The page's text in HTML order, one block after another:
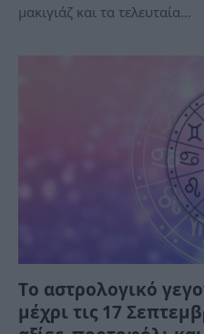
μακιγιάζ και τα τελευταία…
Tο αστρολογικό
μέχρι τις 17